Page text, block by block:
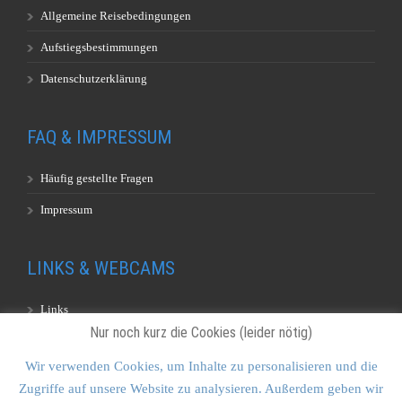
Allgemeine Reisebedingungen
Aufstiegsbestimmungen
Datenschutzerklärung
FAQ & IMPRESSUM
Häufig gestellte Fragen
Impressum
LINKS & WEBCAMS
Links
Nur noch kurz die Cookies (leider nötig)
Wir verwenden Cookies, um Inhalte zu personalisieren und die
Zugriffe auf unsere Website zu analysieren. Außerdem geben wir